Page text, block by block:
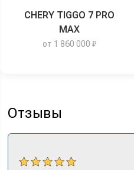
CHERY TIGGO 7 PRO
MAX
от 1 860 000 ₽
Отзывы